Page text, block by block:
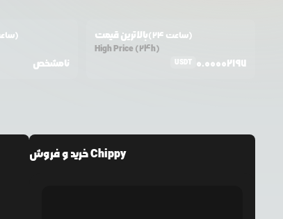
(24 ساعت)
نامشخص
بالاترین قیمت
(24 ساعت)
High Price (24h)
USDT 0.00002197
خرید و فروش Chippy